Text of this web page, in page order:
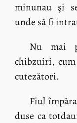
minunau şi
unde să fi
Nu mai
chibzuiri,
cutezători.
Fiul
duse ca